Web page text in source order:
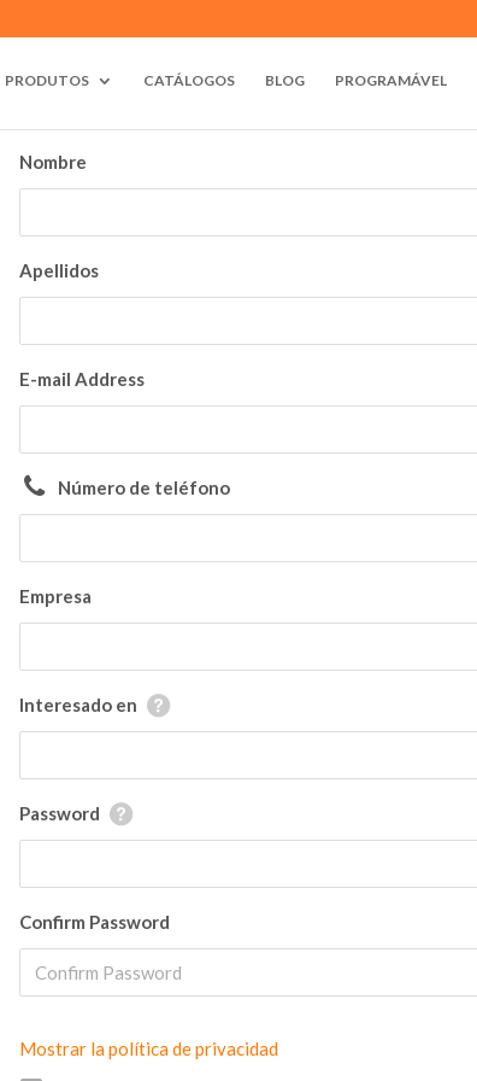
PRODUTOS CATÁLOGOS BLOG PROGRAMÁVEL
Nombre
Apellidos
E-mail Address
Número de teléfono
Empresa
Interesado en
Password
Confirm Password
Mostrar la política de privacidad